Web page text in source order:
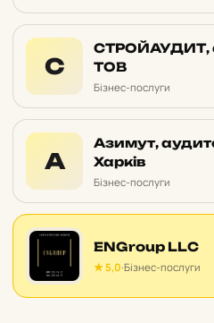
С
СТРОЙАУДИТ,
ТОВ
Бізнес-послуги
А
Азимут,
Харків
Бізнес-послуги
ENGroup LLC
★ 5,0·Бізнес-послуги